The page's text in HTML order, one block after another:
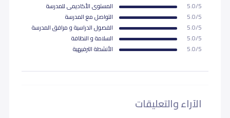
5.0/5
المستوى اﻷكاديمى للمدرسة
5.0/5
التواصل مع المدرسة
5.0/5
الفصول الدراسية و مرافق المدرسة
5.0/5
السلامة و النظافة
5.0/5
اﻷنشطة الترفيهية
الآراء والتعليقات